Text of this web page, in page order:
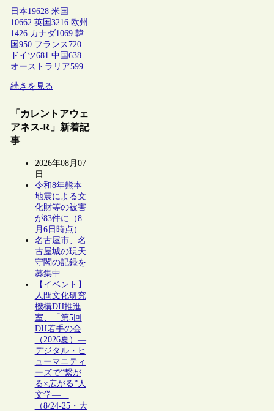
日本19628 米国
10662 英国 3216 欧州
1426 カナダ1069 韓
国 950 フランス 720
ドイツ681 中国 638
オーストラリア599
続きを見る
「カレントアウェ
アネス-R」新着記
事
2026年08月07
日
令和8年熊本
地震による文
化財等の被害
が83件に（8
月6日時点）
名古屋市、名
古屋城の現天
守閣の記録を
募集中
【イベント】
人間文化研究
機構DH推進
室、「第5回
DH若手の会
（2026夏）―
デジタル・ヒ
ューマニティ
ーズで“繋が
る×広がる”人
文学―」
（8/24-25・大